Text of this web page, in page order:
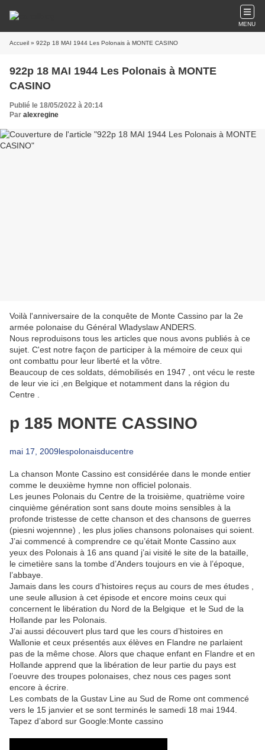
MENU
Accueil » 922p 18 MAI 1944 Les Polonais à MONTE CASINO
922p 18 MAI 1944 Les Polonais à MONTE
CASINO
Publié le 18/05/2022 à 20:14
Par alexregine
Voilà l'anniversaire de la conquête de Monte Cassino par la 2e
armée polonaise du Général Wladyslaw ANDERS.
Nous reproduisons tous les articles que nous avons publiés à ce
sujet. C'est notre façon de participer à la mémoire de ceux qui
ont combattu pour leur liberté et la vôtre.
Beaucoup de ces soldats, démobilisés en 1947 , ont vécu le reste
de leur vie ici ,en Belgique et notamment dans la région du
Centre .
p 185 MONTE CASSINO
mai 17, 2009lespolonaisducentre
La chanson Monte Cassino est considérée dans le monde entier
comme le deuxième hymne non officiel polonais.
Les jeunes Polonais du Centre de la troisième, quatrième voire
cinquième génération sont sans doute moins sensibles à la
profonde tristesse de cette chanson et des chansons de guerres
(piesni wojennne) , les plus jolies chansons polonaises qui soient.
J’ai commencé à comprendre ce qu’était Monte Cassino aux
yeux des Polonais à 16 ans quand j’ai visité le site de la bataille,
le cimetière sans la tombe d’Anders toujours en vie à l’époque,
l’abbaye.
Jamais dans les cours d’histoires reçus au cours de mes études ,
une seule allusion à cet épisode et encore moins ceux qui
concernent le libération du Nord de la Belgique et le Sud de la
Hollande par les Polonais.
J’ai aussi découvert plus tard que les cours d’histoires en
Wallonie et ceux présentés aux élèves en Flandre ne parlaient
pas de la même chose. Alors que chaque enfant en Flandre et en
Hollande apprend que la libération de leur partie du pays est
l’oeuvre des troupes polonaises, chez nous ces pages sont
encore à écrire.
Les combats de la Gustav Line au Sud de Rome ont commencé
vers le 15 janvier et se sont terminés le samedi 18 mai 1944.
Tapez d’abord sur Google:Monte cassino